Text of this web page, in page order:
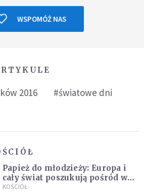
WSPOMÓŻ NAS
2016
#światowe dni
Papież do młodzieży: Europa i
cały świat poszukują pośród was
nowych świętych
KOŚCIÓŁ